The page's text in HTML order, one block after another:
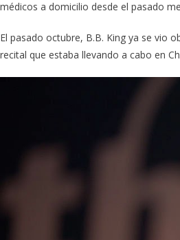
médicos a domicilio desde el pasado
El pasado octubre, B.B. King ya se vio
recital que estaba llevando a cabo en